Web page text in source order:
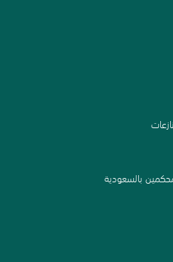
بالسعودية